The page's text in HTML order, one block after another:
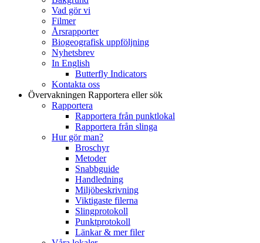
Vad gör vi
Filmer
Årsrapporter
Biogeografisk uppföljning
Nyhetsbrev
In English
Butterfly Indicators
Kontakta oss
Övervakningen Rapportera eller sök
Rapportera
Rapportera från punktlokal
Rapportera från slinga
Hur gör man?
Broschyr
Metoder
Snabbguide
Handledning
Miljöbeskrivning
Viktigaste filerna
Slingprotokoll
Punktprotokoll
Länkar & mer filer